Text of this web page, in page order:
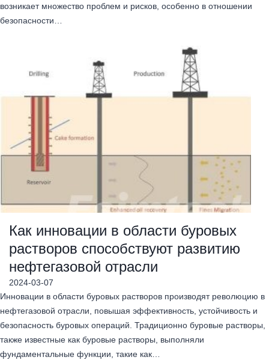
возникает множество проблем и рисков, особенно в отношении
безопасности…
Как инновации в области буровых
растворов способствуют развитию
нефтегазовой отрасли
2024-03-07
Инновации в области буровых растворов производят революцию в
нефтегазовой отрасли, повышая эффективность, устойчивость и
безопасность буровых операций. Традиционно буровые растворы,
также известные как буровые растворы, выполняли
фундаментальные функции, такие как…